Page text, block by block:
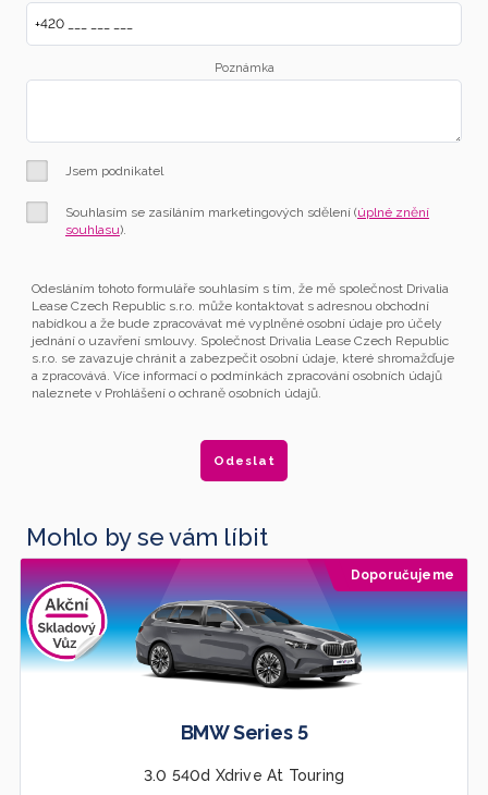
Poznámka
Jsem podnikatel
Souhlasím se zasíláním marketingových sdělení (úplné znění
souhlasu).
Odesláním tohoto formuláře souhlasím s tím, že mě společnost Drivalia
Lease Czech Republic s.r.o. může kontaktovat s adresnou obchodní
nabídkou a že bude zpracovávat mé vyplněné osobní údaje pro účely
jednání o uzavření smlouvy. Společnost Drivalia Lease Czech Republic
s.r.o. se zavazuje chránit a zabezpečit osobní údaje, které shromažďuje
a zpracovává. Více informací o podmínkách zpracování osobních údajů
naleznete v Prohlášení o ochraně osobních údajů.
Mohlo by se vám líbit
Doporučujeme
BMW Series 5
3.0 540d Xdrive At Touring